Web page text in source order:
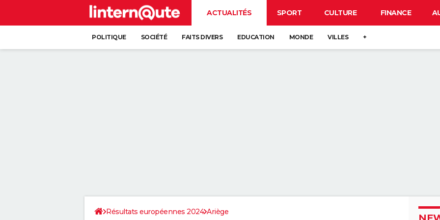
ACTUALITÉS SPORT CULTURE FINANCE
POLITIQUE SOCIÉTÉ FAITS DIVERS EDUCATION MONDE VILLES +
Résultats européennes 2024 Ariège